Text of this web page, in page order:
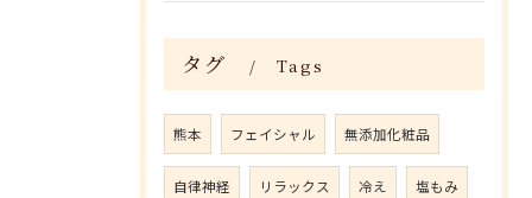
タグ Tags
熊本 フェイシャル 無添加化粧品
自律神経 リラックス 冷え 塩もみ